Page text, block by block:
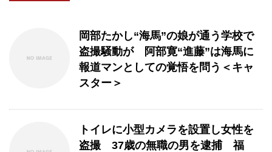
岡部たかし“海馬”の娘が通う学校で
盗撮騒動が 阿部寛“進藤”は海馬に
報道マンとしての覚悟を問う＜キャ
スター＞
トイレに小型カメラを設置し女性を
盗撮 37歳の無職の男を逮捕 福